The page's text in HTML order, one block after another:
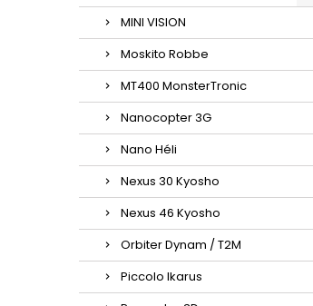
MINI VISION
Moskito Robbe
MT400 MonsterTronic
Nanocopter 3G
Nano Héli
Nexus 30 Kyosho
Nexus 46 Kyosho
Orbiter Dynam / T2M
Piccolo Ikarus